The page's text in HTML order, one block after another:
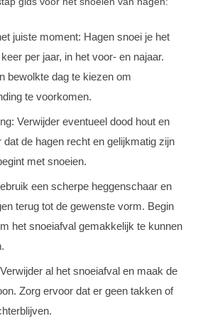
juiste moment: Hagen snoei je het
per jaar, in het voor- en najaar.
bewolkte dag te kiezen om
te voorkomen.
Verwijder eventueel dood hout en
dat de hagen recht en gelijkmatig zijn
met snoeien.
een scherpe heggenschaar en
terug tot de gewenste vorm. Begin
het snoeiafval gemakkelijk te kunnen
al het snoeiafval en maak de
Zorg ervoor dat er geen takken of